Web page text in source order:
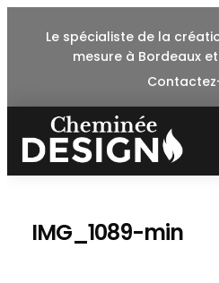
Le spécialiste de la
mesure à Bordeaux
IMG_1089-min